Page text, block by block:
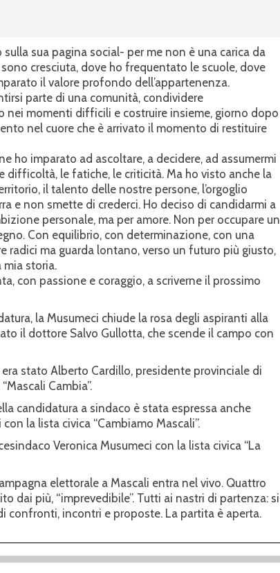
sulla sua pagina social- per me non è una carica da
sono cresciuta, dove ho frequentato le scuole, dove
il valore profondo dell’appartenenza.
parte di una comunità, condividere
nei momenti difficili e costruire insieme, giorno dopo
nel cuore che è arrivato il momento di restituire
ho imparato ad ascoltare, a decidere, ad assumermi
difficoltà, le fatiche, le criticità. Ma ho visto anche la
il talento delle nostre persone, l’orgoglio
e non smette di crederci. Ho deciso di candidarmi a
personale, ma per amore. Non per occupare un
Con equilibrio, con determinazione, con una
radici ma guarda lontano, verso un futuro più giusto,
mia storia.
con passione e coraggio, a scriverne il prossimo
la Musumeci chiude la rosa degli aspiranti alla
il dottore Salvo Gullotta, che scende il campo con
stato Alberto Cardillo, presidente provinciale di
Cambia”.
candidatura a sindaco è stata espressa anche
la lista civica “Cambiamo Mascali”.
Veronica Musumeci con la lista civica “La
elettorale a Mascali entra nel vivo. Quattro
dai più, “imprevedibile”. Tutti ai nastri di partenza: si
confronti, incontri e proposte. La partita è aperta.